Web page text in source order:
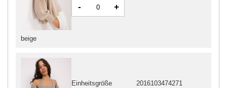
beige
- +
Einheitsgröße 2016103474271